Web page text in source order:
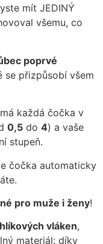
mít JEDINÝ
všemu, co
poprvé
se přizpůsobí všem
každá čočka v
0,5 do 4) a vaše
stupeň.
čočka automaticky
pro muže i ženy!
vláken,
materiál: díky